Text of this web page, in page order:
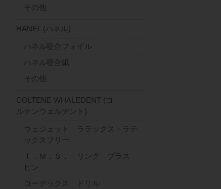
その他
HANEL (ハネル)
ハネル咬合フォイル
ハネル咬合紙
その他
COLTENE WHALEDENT (コ
ルテンウェルデント)
ウェジェット ラテックス・ラテ
ックスフリー
Ｔ．Ｍ．Ｓ． リンク プラス
ピン
コーデックス ドリル